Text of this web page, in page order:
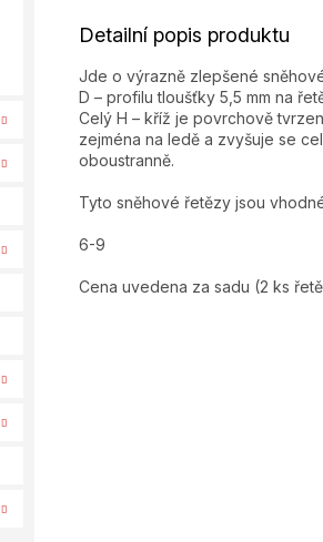
Detailní popis produktu
Jde o výrazně zlepšené
D – profilu tloušťky 5,5 mm na
Celý H – kříž je povrchově
zejména na ledě a zvyšuje se
oboustranně.
Tyto sněhové řetězy jsou
6-9
Cena uvedena za sadu (2 ks